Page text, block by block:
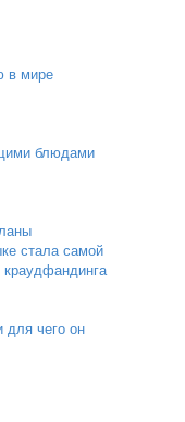
в мире
блюдами
стала самой
краудфандинга
для чего он